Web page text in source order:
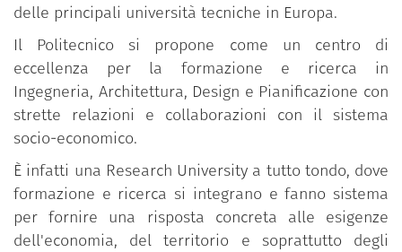
delle principali università tecniche in Europa.
Il Politecnico si propone come un centro di
eccellenza per la formazione e ricerca in
Ingegneria, Architettura, Design e Pianificazione con
strette relazioni e collaborazioni con il sistema
socio-economico.
È infatti una Research University a tutto tondo, dove
formazione e ricerca si integrano e fanno sistema
per fornire una risposta concreta alle esigenze
dell'economia, del territorio e soprattutto degli